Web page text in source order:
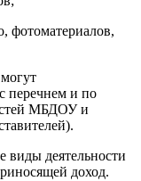
фотоматериалов,
перечнем и по
МБДОУ и
виды деятельности
доход.